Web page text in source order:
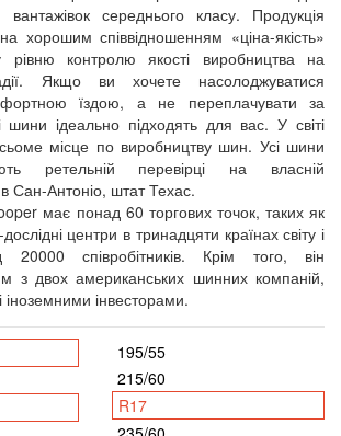
середнього класу. Продукція
хорошим співвідношенням «ціна-якість»
рівню контролю якості виробництва на
Якщо ви хочете насолоджуватися
їздою, а не переплачувати за
ідеально підходять для вас. У світі
місце по виробництву шин. Усі шини
ретельній перевірці на власній
в Сан-Антоніо, штат Техас.
має понад 60 торгових точок, таких як
центри в тринадцяти країнах світу і
20000 співробітників. Крім того, він
з двох американських шинних компаній,
іноземними інвесторами.
195/55
215/60
R17